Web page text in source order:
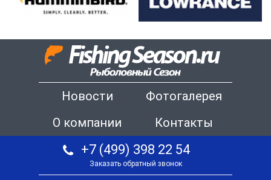
Новости
Фотогалерея
О компании
Контакты
+7 (499) 398 22 54
Заказать обратный звонок